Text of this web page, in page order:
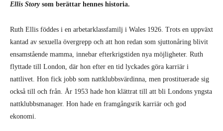
Ellis Storysom berättar hennes historia.
Ruth Ellis föddes i en arbetarklassfamilj i Wales 1926. Trots en uppväxt
kantad av sexuella övergrepp och att hon redan som sjuttonåring blivit
ensamstående mamma, innebar efterkrigstiden nya möjligheter. Ruth
flyttade till London, där hon efter en tid lyckades göra karriär i
nattlivet. Hon fick jobb som nattklubbsvärdinna, men prostituerade sig
också till och från. År 1953 hade hon klättrat till att bli Londons yngsta
nattklubbsmanager. Hon hade en framgångsrik karriär och god
ekonomi.